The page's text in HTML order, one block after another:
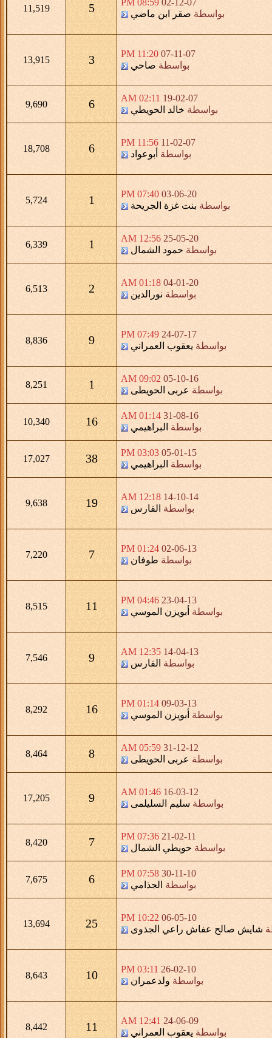
بواسطة صقر ابن ماضي 5
11,519
07-11-07
11:20 PM
بواسطة صاحي 3
13,915
19-02-07
02:11 AM
بواسطة خالد الحويطي 6
9,690
11-02-07
11:56 PM
بواسطة أبوعواد 6
18,708
03-06-20
07:40 PM
بواسطة بنت غزة الجريحة 1
5,724
25-05-20
12:56 AM
بواسطة حمود الشمال 1
6,339
04-01-20
01:18 AM
بواسطة نورالدين 2
6,513
24-07-17
07:49 PM
بواسطة يعقوب العمراني 9
8,836
05-10-16
09:02 AM
بواسطة عربى الحويطى 1
8,251
31-08-16
01:14 AM
بواسطة البراهيمي 16
10,340
05-01-15
03:03 PM
بواسطة البراهيمي 38
17,027
14-10-14
12:18 AM
بواسطة الفارس 19
9,638
02-06-13
01:24 PM
بواسطة طوفان 7
7,220
23-04-13
04:46 PM
بواسطة أبويزن الموسي 11
8,515
14-04-13
12:35 AM
بواسطة الفارس 9
7,546
09-03-13
01:14 PM
بواسطة أبويزن الموسي 16
8,292
31-12-12
05:59 AM
بواسطة عربى الحويطى 8
8,464
16-03-12
01:46 AM
بواسطة سليم السليلمى 9
17,205
21-02-11
07:36 PM
بواسطة حويطي الشمال 7
8,420
30-11-10
07:58 PM
بواسطة الجذامي 6
7,675
06-05-10
10:22 PM
شايش صالح عفاش راعي الجذوى 25
13,694
26-02-10
03:11 PM
بواسطة ولدعمران 10
8,643
24-06-09
12:41 AM
بواسطة يعقوب العمراني 11
8,442